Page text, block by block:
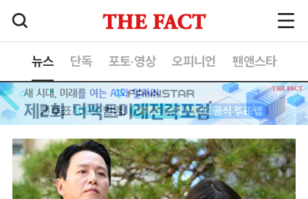
뉴스 단독 포토·영상 오피니언 팬앤스타